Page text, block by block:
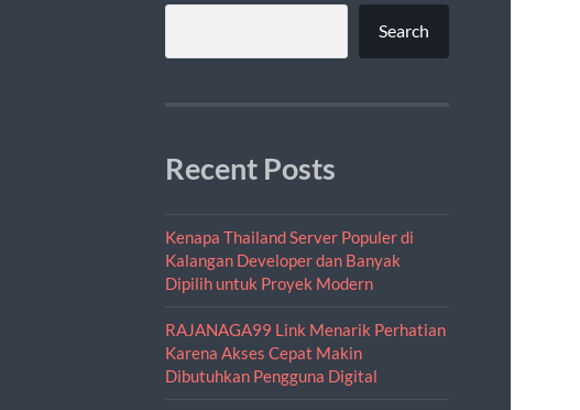
Search
Recent Posts
Kenapa Thailand Server Populer di
Kalangan Developer dan Banyak
Dipilih untuk Proyek Modern
RAJANAGA99 Link Menarik Perhatian
Karena Akses Cepat Makin
Dibutuhkan Pengguna Digital